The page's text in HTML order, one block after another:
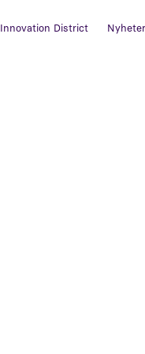
Innovation District